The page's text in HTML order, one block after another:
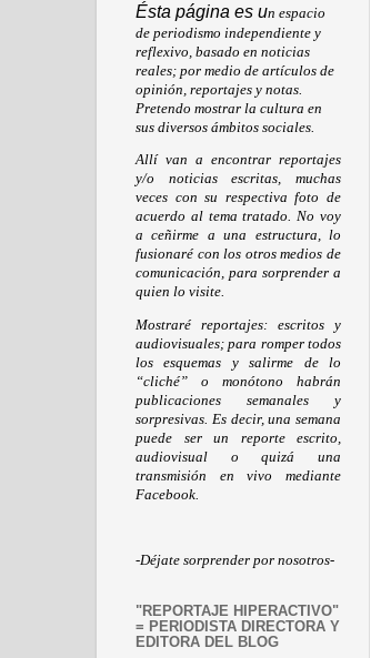
Ésta página es un espacio
de periodismo independiente y
reflexivo, basado en noticias
reales; por medio de artículos de
opinión, reportajes y notas.
Pretendo mostrar la cultura en
sus diversos ámbitos sociales.
Allí van a encontrar reportajes
y/o noticias escritas, muchas
veces con su respectiva foto de
acuerdo al tema tratado. No voy
a ceñirme a una estructura, lo
fusionaré con los otros medios de
comunicación, para sorprender a
quien lo visite.
Mostraré reportajes: escritos y
audiovisuales; para romper todos
los esquemas y salirme de lo
“cliché” o monótono habrán
publicaciones semanales y
sorpresivas. Es decir, una semana
puede ser un reporte escrito,
audiovisual o quizá una
transmisión en vivo mediante
Facebook.
-Déjate sorprender por nosotros-
"REPORTAJE HIPERACTIVO"
= PERIODISTA DIRECTORA Y
EDITORA DEL BLOG